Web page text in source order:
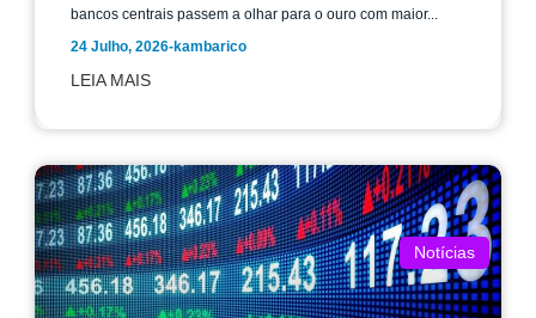
bancos centrais passem a olhar para o ouro com maior...
24 Julho, 2026-kambarico
LEIA MAIS
Notícias